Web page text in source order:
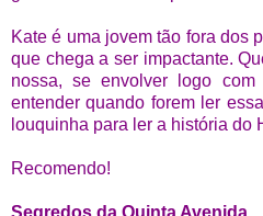
Kate é uma jovem tão fora dos
que chega a ser impactante.
nossa, se envolver logo com
entender quando forem ler
louquinha para ler a história do
Recomendo!
Segredos da Quinta Avenida